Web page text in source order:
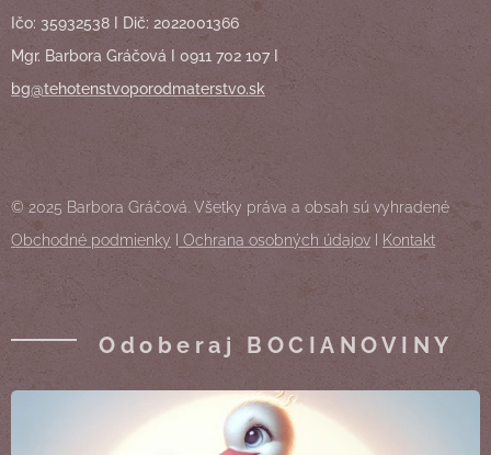
Ičo: 35932538 I Dič: 2022001366
Mgr. Barbora Gráčová I 0911 702 107 I
bg@tehotenstvoporodmaterstvo.sk
© 2025 Barbora Gráčová. Všetky práva a obsah sú vyhradené
Obchodné podmienky I Ochrana osobných údajov I Kontakt
Odoberaj BOCIANOVINY